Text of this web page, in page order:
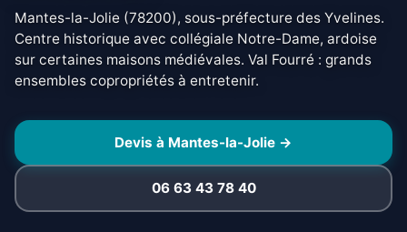
Mantes-la-Jolie (78200), sous-préfecture des Yvelines.
Centre historique avec collégiale Notre-Dame, ardoise
sur certaines maisons médiévales. Val Fourré : grands
ensembles copropriétés à entretenir.
Devis à Mantes-la-Jolie →
06 63 43 78 40